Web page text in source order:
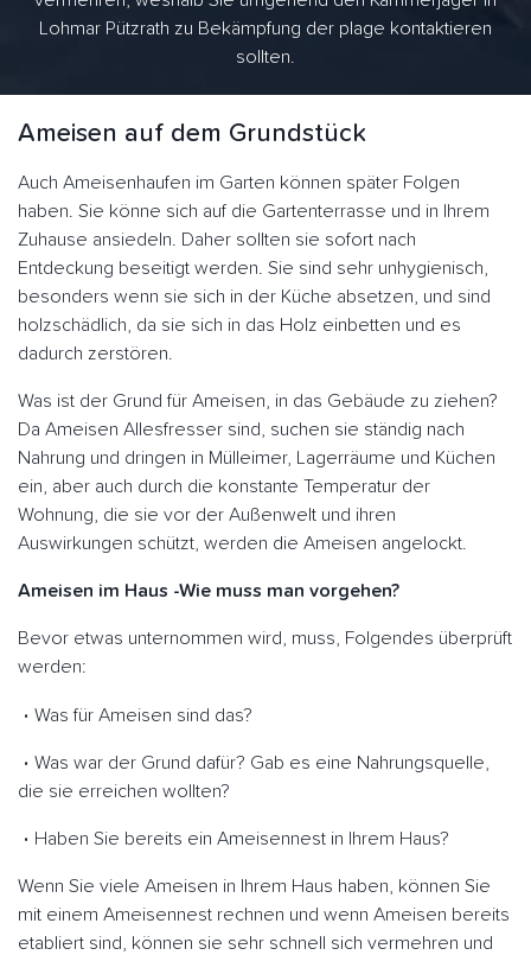
Lohmar Pützrath zu Bekämpfung der plage kontaktieren
sollten.
Ameisen auf dem Grundstück
Auch Ameisenhaufen im Garten können später Folgen
haben. Sie könne sich auf die Gartenterrasse und in Ihrem
Zuhause ansiedeln. Daher sollten sie sofort nach
Entdeckung beseitigt werden. Sie sind sehr unhygienisch,
besonders wenn sie sich in der Küche absetzen, und sind
holzschädlich, da sie sich in das Holz einbetten und es
dadurch zerstören.
Was ist der Grund für Ameisen, in das Gebäude zu ziehen?
Da Ameisen Allesfresser sind, suchen sie ständig nach
Nahrung und dringen in Mülleimer, Lagerräume und Küchen
ein, aber auch durch die konstante Temperatur der
Wohnung, die sie vor der Außenwelt und ihren
Auswirkungen schützt, werden die Ameisen angelockt.
Ameisen im Haus -Wie muss man vorgehen?
Bevor etwas unternommen wird, muss, Folgendes überprüft
werden:
Was für Ameisen sind das?
Was war der Grund dafür? Gab es eine Nahrungsquelle,
die sie erreichen wollten?
Haben Sie bereits ein Ameisennest in Ihrem Haus?
Wenn Sie viele Ameisen in Ihrem Haus haben, können Sie
mit einem Ameisennest rechnen und wenn Ameisen bereits
etabliert sind, können sie sehr schnell sich vermehren und